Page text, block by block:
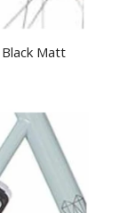
Matt